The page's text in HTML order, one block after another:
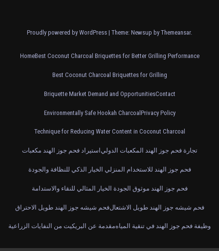
Proudly powered by WordPress | Theme: Newsup by Themeansar.
HomeBest Coconut Charcoal Briquettes for Better Grilling Performance
Best Coconut Charcoal Briquettes for Grilling
Briquette Market Demand and OpportunitiesContact
Environmentally Safe Hookah CharcoalPrivacy Policy
Technique for Reducing Water Content in Coconut Charcoal
استيراد فحم جوز الهند مكعبات تجارة فحم جوز الهند المكعبات الدولي
فحم جوز الهند للاستخدام المنزلي الخيار الذكي للنظافة والجودة
فحم جوز الهند موثوق الجودة الخيار المثالي للنقاء والاستدامة
فحم شيشه جوز الهند طويل الاحتراقفحم شيشه جوز الهند طويل الاشتعال
مقدمة عن البريكيت من النفايات الزراعيةوظيفة فحم جوز الهند في تنقية المياه